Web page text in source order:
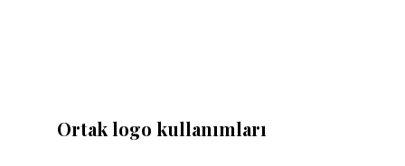
Ortak logo kullanımları